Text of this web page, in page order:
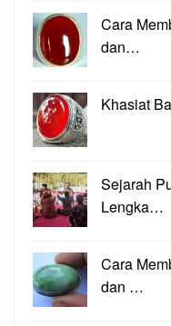
Cara
dan…
Khasiat
Sejarah
Lengka…
Cara
dan …